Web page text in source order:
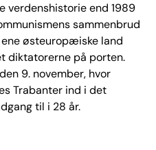
verdenshistorie end 1989
sammenbrud
østeuropæiske land
diktatorerne på porten.
9. november, hvor
Trabanter ind i det
til i 28 år.